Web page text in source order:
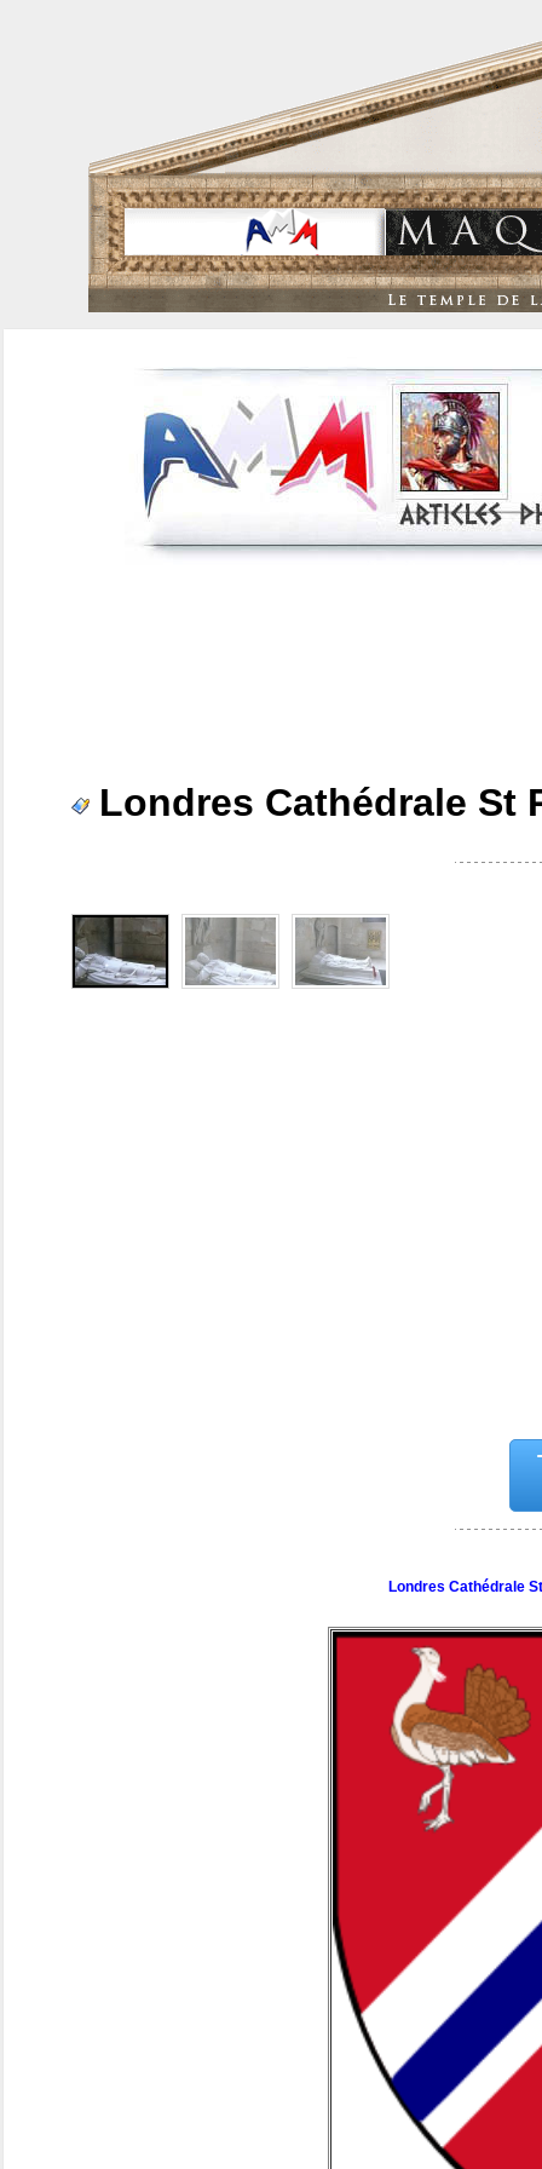
Londres Cathédrale St
Londres Cathédrale